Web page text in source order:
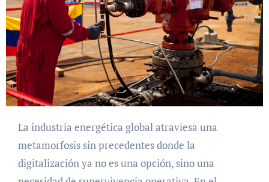
La industria energética global atraviesa una
metamorfosis sin precedentes donde la
digitalización ya no es una opción, sino una